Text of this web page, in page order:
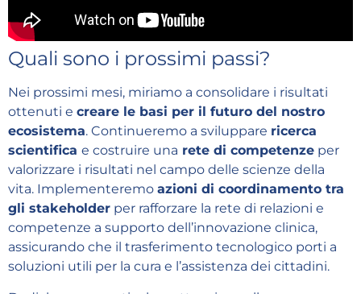
Quali sono i prossimi passi?
Nei prossimi mesi, miriamo a consolidare i risultati
ottenuti e creare le basi per il futuro del nostro
ecosistema. Continueremo a sviluppare ricerca
scientifica e costruire una rete di competenze per
valorizzare i risultati nel campo delle scienze della
vita. Implementeremo azioni di coordinamento tra
gli stakeholder per rafforzare la rete di relazioni e
competenze a supporto dell’innovazione clinica,
assicurando che il trasferimento tecnologico porti a
soluzioni utili per la cura e l’assistenza dei cittadini.